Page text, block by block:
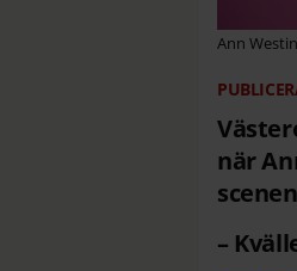
Ann
när
–